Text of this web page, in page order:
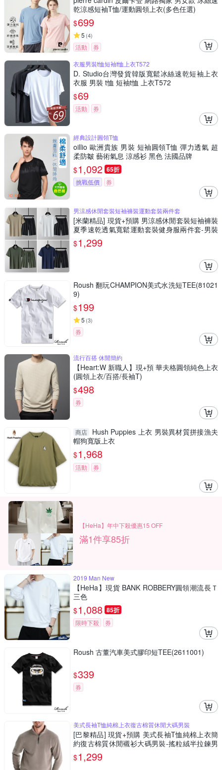
乾涼感短袖T恤/運動圓領上衣(多色任選)
$699
5 (4)
活動
券
衣服男裝t恤短袖t恤上衣T572
D. Studio台灣發貨韓版寬鬆冰絲速乾短袖上衣
衣服 男裝 t恤 短袖t恤 上衣T572
$69
活動 券
經典設計圓領T恤
oillio 歐洲貴族 男裝 短袖圓領T恤 彈力透氣 超
柔防皺 藝術氣息 涼感衫 黑色 法國品牌
$1,092 65折
挑戰低價 券
男涼感休閒套裝短袖褲裝運動套裝兩件套
[米蘭精品] 現貨+預購 男涼感休閒套裝短袖褲裝
夏季速乾透氣寬鬆運動套裝健身服兩件套-男裝
7色74lg66
$1,299
Roush 翻玩CHAMPION美式水洗短TEE(81021
9)
$199
5 (3)
券
流行百搭 休閒簡約
【Heart:W 新職人】現+預 華夫格圓領純色上衣
(圓領上衣/百搭/長袖T)
$498
券
商店
Hush Puppies 上衣 男裝異材質拼接漁夫
帽狗寬版上衣
$1,968
活動 券
【HeHa】年中下殺優惠15 OFF
滿1件享85折
2019 Man New
【HeHa】現貨 BANK ROBBERY圓領潮流長Ｔ
三色
$1,088 85折
限時下殺 券
Roush 古董汽車美式膠印短TEE(2611001)
$339
券
美式長袖T恤純棉上衣復古棉質休閒大碼男裝
[巴黎精品] 現貨+預購 美式長袖T恤純棉上衣簡
約復古棉質休閒襯衫大碼男裝-搖粒絨半拉鍊男
上衣8色a1kz12
$1,299